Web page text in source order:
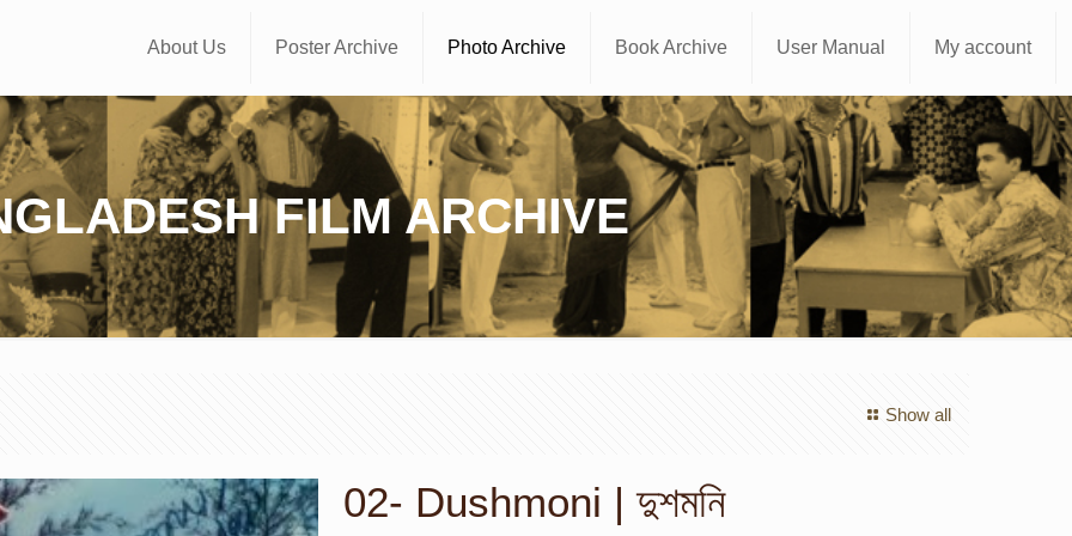
About Us Poster Archive Photo Archive Book Archive User Manual My account
FILM ARCHIVE
Show all
02- Dushmoni | দুশমনি